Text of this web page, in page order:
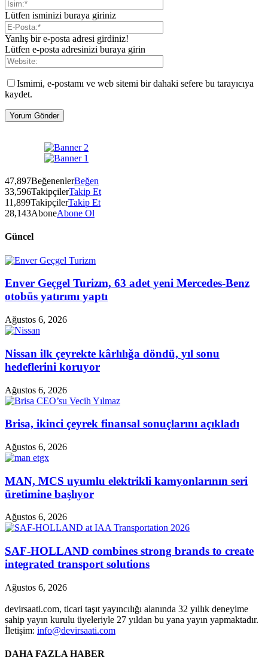
Lütfen isminizi buraya giriniz
Yanlış bir e-posta adresi girdiniz!
Lütfen e-posta adresinizi buraya girin
Ismimi, e-postamı ve web sitemi bir dahaki sefere bu tarayıcıya
kaydet.
47,897BeğenenlerBeğen
33,596TakipçilerTakip Et
11,899TakipçilerTakip Et
28,143AboneAbone Ol
Güncel
Enver Geçgel Turizm, 63 adet yeni Mercedes-Benz
otobüs yatırımı yaptı
Ağustos 6, 2026
Nissan ilk çeyrekte kârlılığa döndü, yıl sonu
hedeflerini koruyor
Ağustos 6, 2026
Brisa, ikinci çeyrek finansal sonuçlarını açıkladı
Ağustos 6, 2026
MAN, MCS uyumlu elektrikli kamyonlarının seri
üretimine başlıyor
Ağustos 6, 2026
SAF-HOLLAND combines strong brands to create
integrated transport solutions
Ağustos 6, 2026
devirsaati.com, ticari taşıt yayıncılığı alanında 32 yıllık deneyime
sahip yayın kurulu üyeleriyle 27 yıldan bu yana yayın yapmaktadır.
İletişim: info@devirsaati.com
DAHA FAZLA HABER